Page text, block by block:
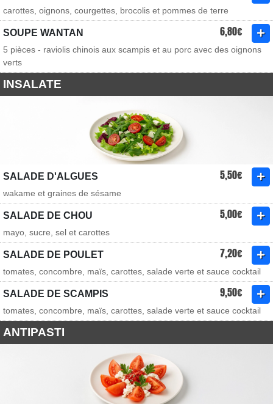
carottes, oignons, courgettes, brocolis et pommes de terre
SOUPE WANTAN 6,80€
5 pièces - raviolis chinois aux scampis et au porc avec des oignons
verts
INSALATE
SALADE D'ALGUES 5,50€
wakame et graines de sésame
SALADE DE CHOU 5,00€
mayo, sucre, sel et carottes
SALADE DE POULET 7,20€
tomates, concombre, maïs, carottes, salade verte et sauce cocktail
SALADE DE SCAMPIS 9,50€
tomates, concombre, maïs, carottes, salade verte et sauce cocktail
ANTIPASTI